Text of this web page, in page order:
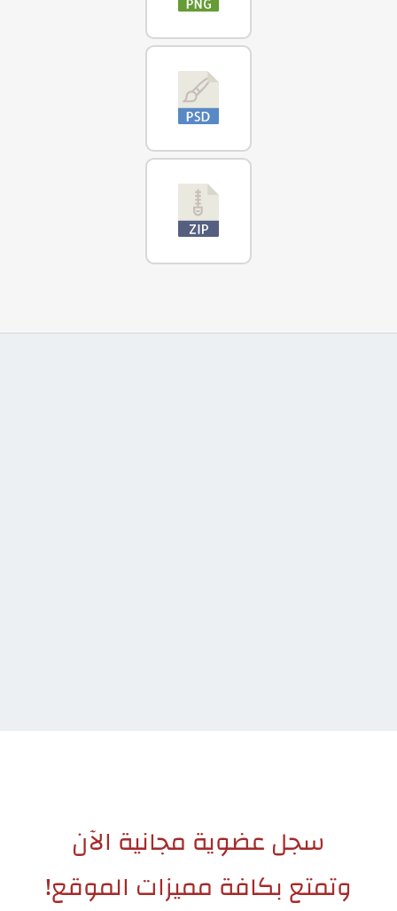
سجل عضوية مجانية الآن
وتمتع بكافة مميزات الموقع!